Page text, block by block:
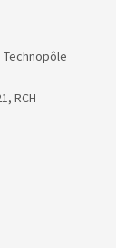
Technopôle
RCH